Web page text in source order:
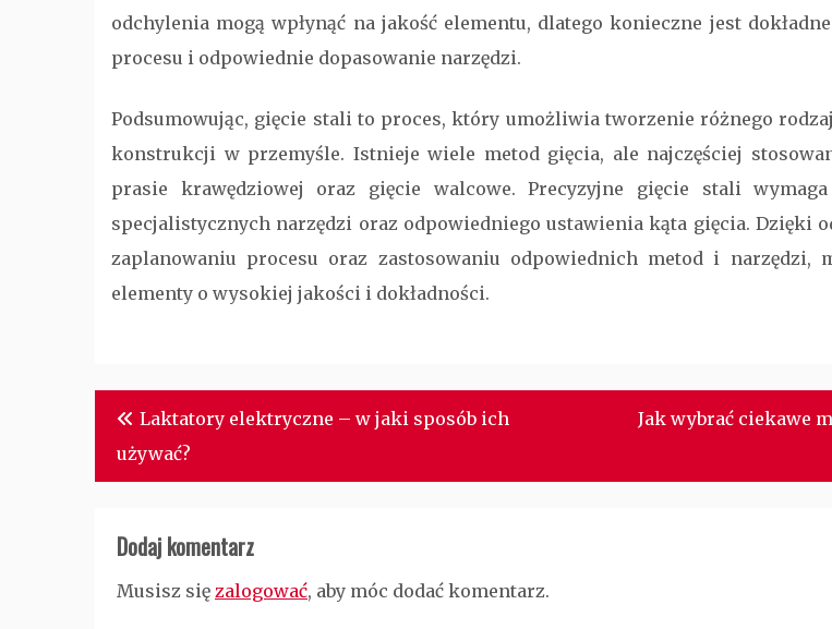
odchylenia mogą wpłynąć na jakość elementu, dlatego konieczne jest
procesu i odpowiednie dopasowanie narzędzi.
Podsumowując, gięcie stali to proces, który umożliwia tworzenie różnego
konstrukcji w przemyśle. Istnieje wiele metod gięcia, ale najczęściej
prasie krawędziowej oraz gięcie walcowe. Precyzyjne gięcie stali wymaga
specjalistycznych narzędzi oraz odpowiedniego ustawienia kąta gięcia. Dzięki
zaplanowaniu procesu oraz zastosowaniu odpowiednich metod i narzędzi,
elementy o wysokiej jakości i dokładności.
Nawigacja
wpisu
Laktatory elektryczne – w jaki sposób ich
używać?
Jak wybrać ciekawe
Dodaj komentarz
Musisz się zalogować, aby móc dodać komentarz.